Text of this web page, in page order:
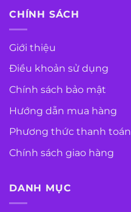
CHÍNH SÁCH
Giới thiệu
Điều khoản sử dụng
Chính sách bảo mật
Hướng dẫn mua hàng
Phương thức thanh toán
Chính sách giao hàng
DANH MỤC